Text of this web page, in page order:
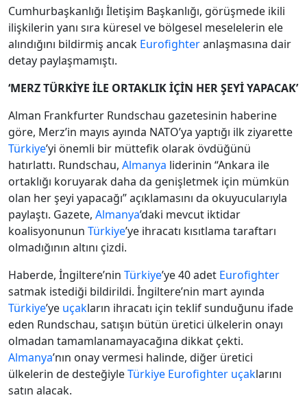
Cumhurbaşkanlığı İletişim Başkanlığı, görüşmede ikili
ilişkilerin yanı sıra küresel ve bölgesel meselelerin ele
alındığını bildirmiş ancak Eurofighteranlaşmasına dair
detay paylaşmamıştı.
‘MERZ TÜRKİYE İLE ORTAKLIK İÇİN HER ŞEYİ YAPACAK’
Alman Frankfurter Rundschau gazetesinin haberine
göre, Merz’in mayıs ayında NATO’ya yaptığı ilk ziyarette
Türkiye’yi önemli bir müttefik olarak övdüğünü
hatırlattı. Rundschau, Almanya liderinin “Ankara ile
ortaklığı koruyarak daha da genişletmek için mümkün
olan her şeyi yapacağı” açıklamasını da okuyucularıyla
paylaştı. Gazete, Almanya’daki mevcut iktidar
koalisyonunun Türkiye’ye ihracatı kısıtlama taraftarı
olmadığının altını çizdi.
Haberde, İngiltere’nin Türkiye’ye 40 adet Eurofighter
satmak istediği bildirildi. İngiltere’nin mart ayında
Türkiye’ye uçakların ihracatı için teklif sunduğunu ifade
eden Rundschau, satışın bütün üretici ülkelerin onayı
olmadan tamamlanamayacağına dikkat çekti.
Almanya’nın onay vermesi halinde, diğer üretici
ülkelerin de desteğiyleTürkiye Eurofighter uçaklarını
satın alacak.